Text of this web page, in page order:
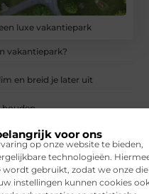
voor ons
op onze website te bieden,
technologieën.
gebruikt, zodat we onze
instellingen kunnen cookies
luxe vakantiepark
vakantiepark?
en breid je later uit
houden
stilstand en onveilige